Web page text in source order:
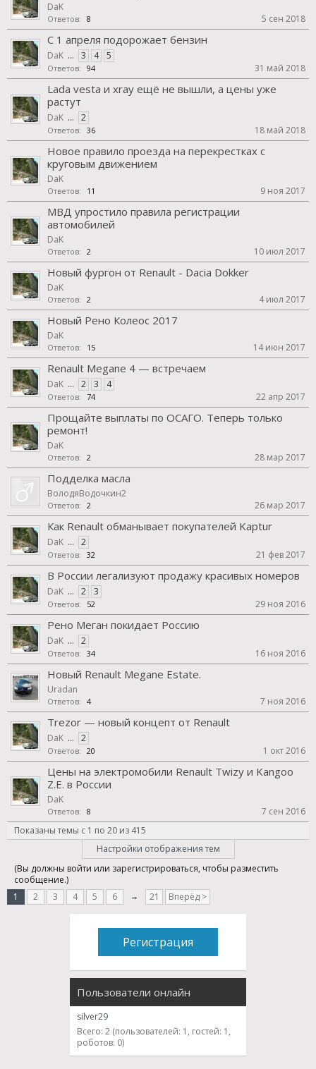
DaK
Ответов: 8 5 сен 2018
С 1 апреля подорожает бензин
DaK ... 3 4 5
Ответов: 94 31 май 2018
Lada vesta и xray ещё не вышли, а цены уже
растут
DaK ... 2
Ответов: 36 18 май 2018
Новое правило проезда на перекрестках с
круговым движением
DaK
Ответов: 11 9 ноя 2017
МВД упростило правила регистрации
автомобилей
DaK
Ответов: 2 10 июл 2017
Новый фургон от Renault - Dacia Dokker
DaK
Ответов: 2 4 июл 2017
Новый Рено Колеос 2017
DaK
Ответов: 15 14 июн 2017
Renault Megane 4 — встречаем
DaK ... 2 3 4
Ответов: 74 22 апр 2017
Прощайте выплаты по ОСАГО. Теперь только
ремонт!
DaK
Ответов: 2 28 мар 2017
Подделка масла
ВолодяВодочкин2
Ответов: 2 26 мар 2017
Как Renault обманывает покупателей Kaptur
DaK ... 2
Ответов: 32 21 фев 2017
В России легализуют продажу красивых номеров
DaK ... 2 3
Ответов: 52 29 ноя 2016
Рено Меган покидает Россию
DaK ... 2
Ответов: 34 16 ноя 2016
Новый Renault Megane Estate.
Uradan
Ответов: 4 7 ноя 2016
Trezor — новый концепт от Renault
DaK ... 2
Ответов: 20 1 окт 2016
Цены на электромобили Renault Twizy и Kangoo
Z.E. в России
DaK
Ответов: 8
7 сен 2016
Показаны темы с 1 по 20 из 415
Настройки отображения тем
(Вы должны войти или зарегистрироваться, чтобы разместить
сообщение.)
1
2 3 4 5 6 → 21 Вперёд >
Регистрация
Пользователи онлайн
silver29
Всего: 2 (пользователей: 1, гостей: 1,
роботов: 0)